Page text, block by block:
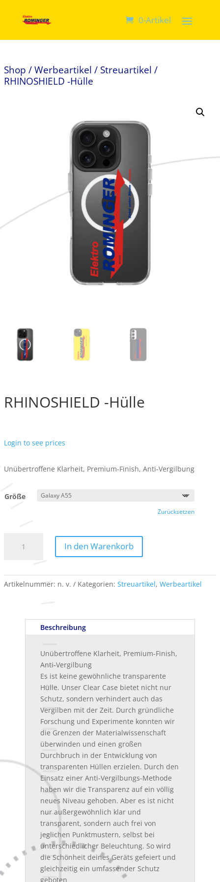
0-Artikel
Shop /Werbeartikel / Streuartikel /
RHINOSHIELD -Hülle
RHINOSHIELD -Hülle
Login to see prices
Unübertroffene Klarheit, Premium-Finish, Anti-Vergilbung
Größe
Zurücksetzen
In den Warenkorb
Artikelnummer: n. v. Kategorien: Streuartikel, Werbeartikel
Beschreibung
Unübertroffene Klarheit, Premium-Finish,
Anti-Vergilbung
Es ist keine gewöhnliche transparente
Hülle. Unser Clear Case bietet nicht nur
Schutz, sondern verhindert auch das
Vergilben mit der Zeit. Durch gründliche
Forschung und Experimente konnten wir
die Grenzen der Materialwissenschaft
überwinden und einen großen
Durchbruch in der Entwicklung von
transparenten Hüllen erzielen. Durch den
Einsatz einer Anti-Vergilbungs-Methode
haben wir die Transparenz auf ein völlig
neues Niveau gehoben. Aber es ist nicht
nur außergewöhnlich klar und
transparent, sondern auch frei von
jeglichen Punktmustern, selbst bei
unterschiedlicher Beleuchtung. So wird
die Schönheit deines Geräts gefeiert und
gleichzeitig ein umfassender Schutz
geboten